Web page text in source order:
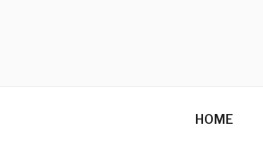
HOME